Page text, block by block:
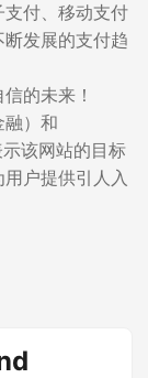
付、移动支付
发展的支付趋
的未来！
融）和
该网站的目标
户提供引人入